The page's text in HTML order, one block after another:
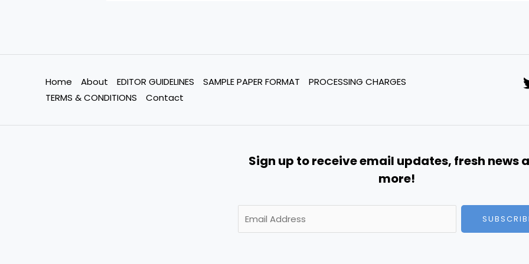
Home About EDITOR GUIDELINES SAMPLE PAPER FORMAT
PROCESSING CHARGES
TERMS & CONDITIONS
Contact
Sign up to receive email updates, fresh news
more!